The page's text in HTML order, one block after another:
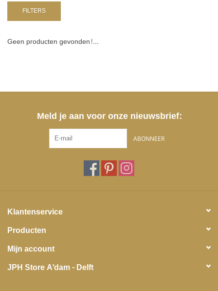
NURSERY / TABLEWARE
FILTERS
Geen producten gevonden!...
Meld je aan voor onze nieuwsbrief:
ABONNEER
Klantenservice
Producten
Mijn account
JPH Store A'dam - Delft